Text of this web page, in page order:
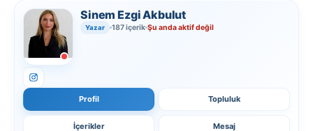
Sinem Ezgi Akbulut
Yazar 187 içerik Şu anda aktif değil
Profil Topluluk
İçerikler Mesaj